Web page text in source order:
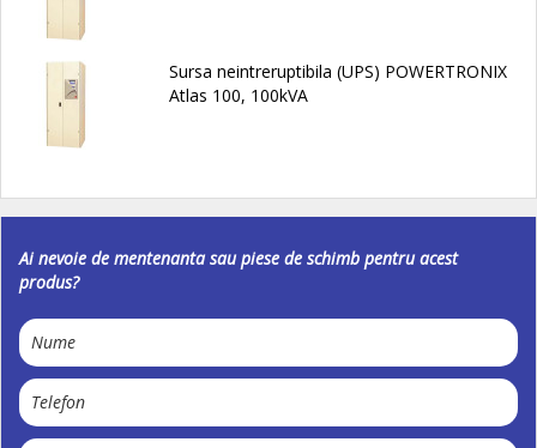
Sursa neintreruptibila (UPS) POWERTRONIX
Atlas 100, 100kVA
Ai nevoie de mentenanta sau piese de schimb pentru acest
produs?